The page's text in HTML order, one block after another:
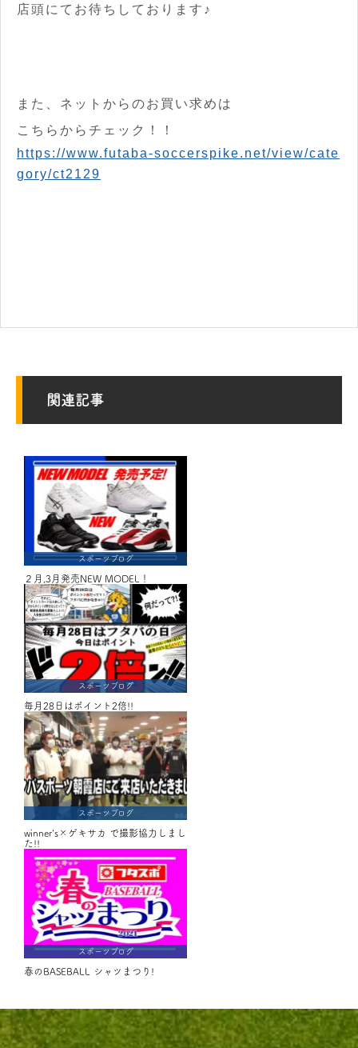
店頭にてお待ちしております♪
また、ネットからのお買い求めは
こちらからチェック！！
https://www.futaba-soccerspike.net/view/cate
gory/ct2129
関連記事
スポーツブログ
２月,3月発売NEW MODEL！
スポーツブログ
毎月28日はポイント2倍!!
スポーツブログ
winner's×ゲキサカ で撮影協力しまし
た!!
スポーツブログ
春のBASEBALL シャツまつり!